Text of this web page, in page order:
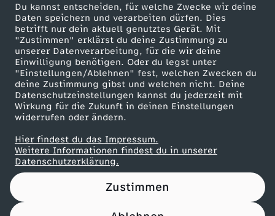
Du kannst entscheiden, für welche Zwecke wir deine
Daten speichern und verarbeiten dürfen. Dies
betrifft nur dein aktuell genutztes Gerät. Mit
"Zustimmen" erklärst du deine Zustimmung zu
unserer Datenverarbeitung, für die wir deine
Einwilligung benötigen. Oder du legst unter
"Einstellungen/Ablehnen" fest, welchen Zwecken du
deine Zustimmung gibst und welchen nicht. Deine
Datenschutzeinstellungen kannst du jederzeit mit
Wirkung für die Zukunft in deinen Einstellungen
widerrufen oder ändern.
Hier findest du das Impressum.
Weitere Informationen findest du in unserer
Datenschutzerklärung.
Zustimmen
a
!
ZDF goes Schule
Werbefernsehen
Mainzelmännchen
Partner